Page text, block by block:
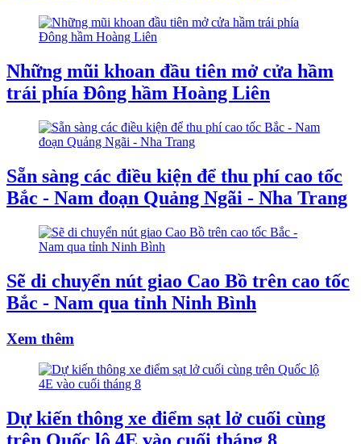
Những mũi khoan đầu tiên mở cửa hầm
trái phía Đông hầm Hoàng Liên
Sẵn sàng các điều kiện để thu phí cao tốc
Bắc - Nam đoạn Quảng Ngãi - Nha Trang
Sẽ di chuyển nút giao Cao Bồ trên cao tốc
Bắc - Nam qua tỉnh Ninh Bình
Xem thêm
Dự kiến thông xe điểm sạt lở cuối cùng